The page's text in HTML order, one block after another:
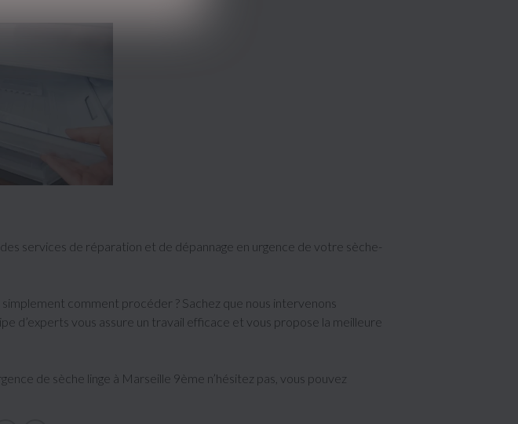
services de réparation et de dépannage en urgence de votre sèche-
comment procéder ? Sachez que nous intervenons
d’experts vous assure un travail efficace et vous propose la meilleure
de sèche linge à Marseille 9ème n’hésitez pas, vous pouvez